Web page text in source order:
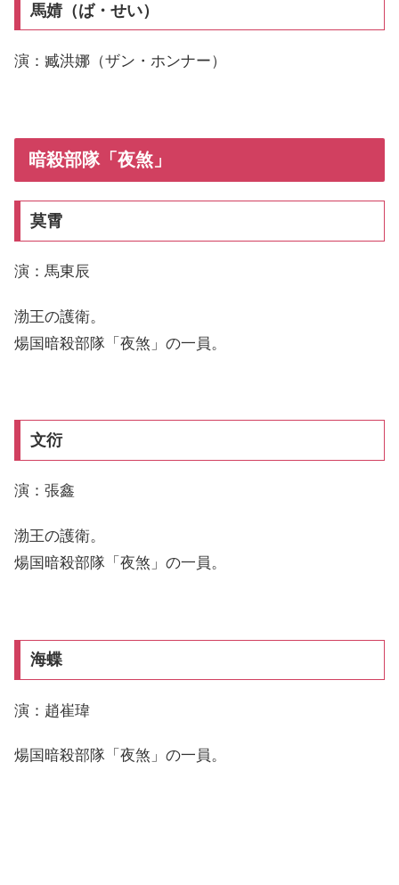
馬婧（ば・せい）
演：臧洪娜（ザン・ホンナー）
暗殺部隊「夜煞」
莫霄
演：馬東辰
渤王の護衛。
煬国暗殺部隊「夜煞」の一員。
文衍
演：張鑫
渤王の護衛。
煬国暗殺部隊「夜煞」の一員。
海蝶
演：趙崔瑋
煬国暗殺部隊「夜煞」の一員。